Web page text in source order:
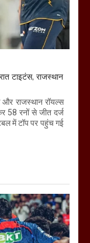
टाइटंस, राजस्थान
राजस्थान रॉयल्स
58 रनों से जीत दर्ज
में टॉप पर पहुंच गई